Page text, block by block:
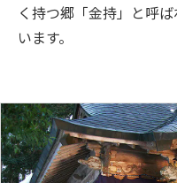
く持つ郷「金持」と呼
います。